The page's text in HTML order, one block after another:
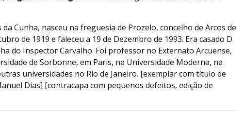
Cunha, nasceu na freguesia de Prozelo, concelho de Arcos de
de 1919 e faleceu a 19 de Dezembro de 1993. Era casado D.
do Inspector Carvalho. Foi professor no Externato Arcuense,
de Sorbonne, em Paris, na Universidade Moderna, na
universidades no Rio de Janeiro. [exemplar com título de
Dias] [contracapa com pequenos defeitos, edição de